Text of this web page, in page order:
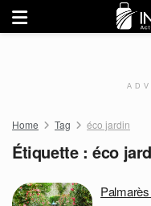
Home Tag éco jardin
Étiquette :éco